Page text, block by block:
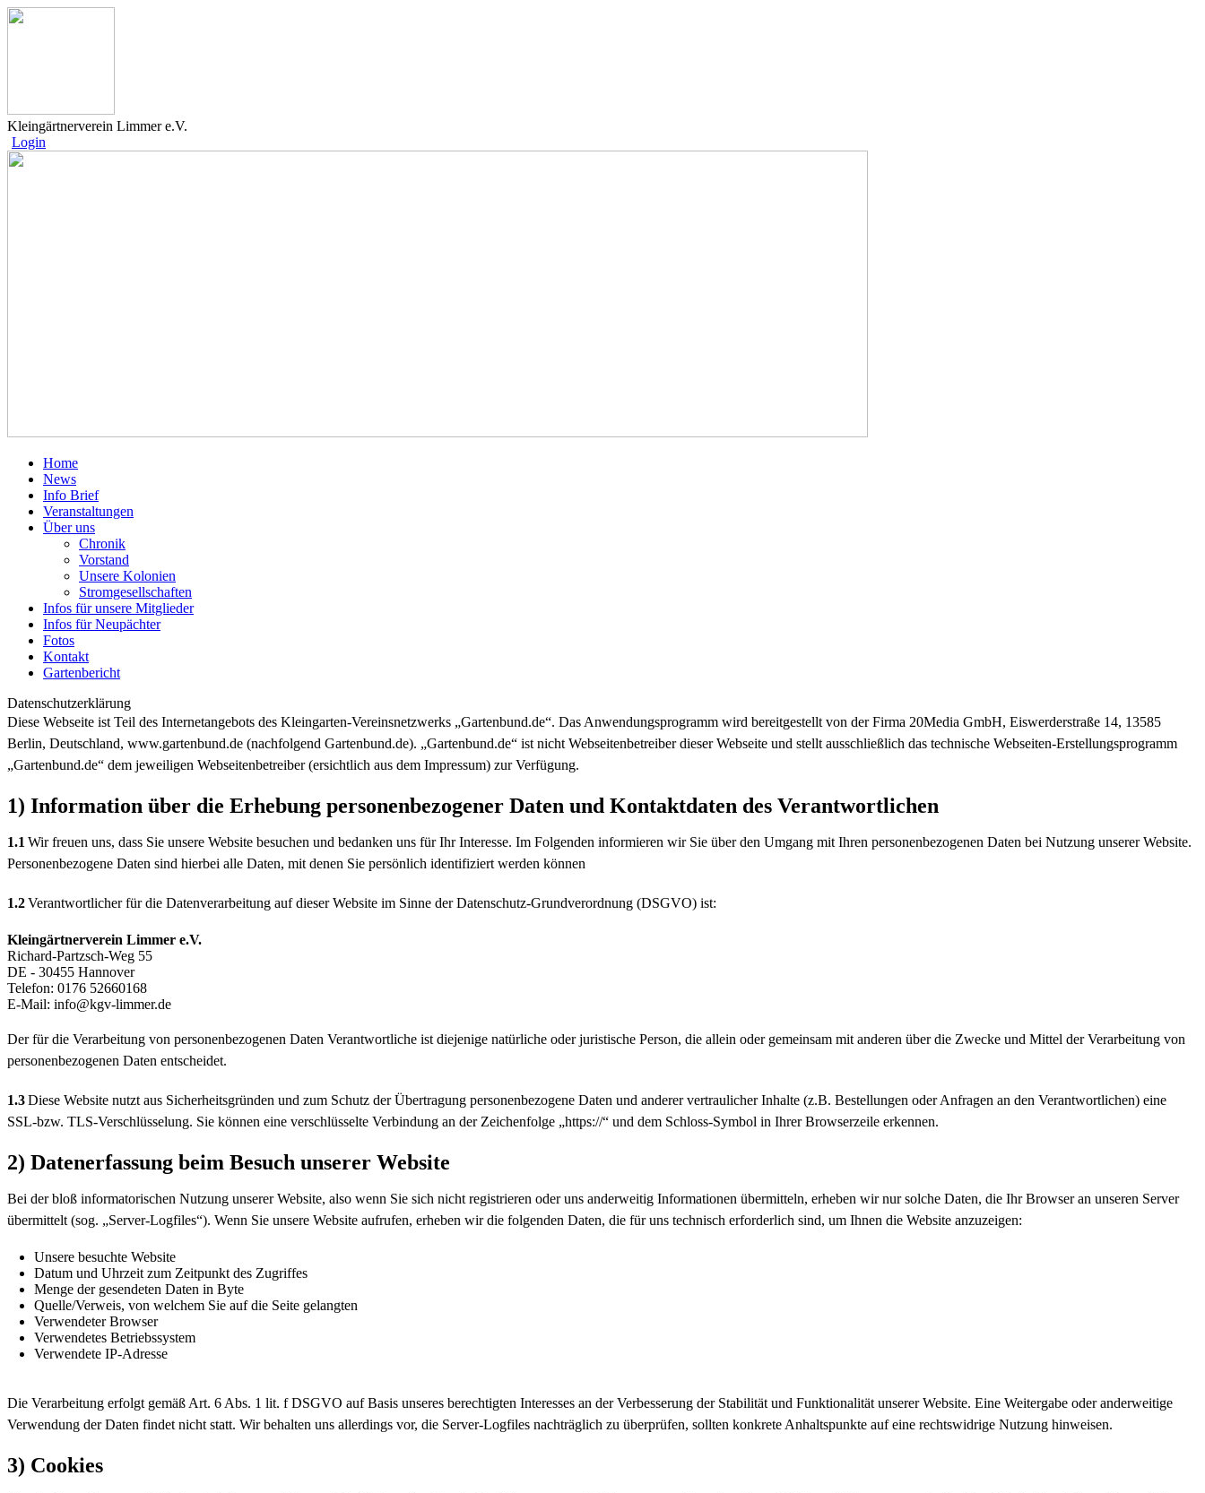
Kleingärtnerverein Limmer e.V.
Login
Home
News
Info Brief
Veranstaltungen
Über uns
Chronik
Vorstand
Unsere Kolonien
Stromgesellschaften
Infos für unsere Mitglieder
Infos für Neupächter
Fotos
Kontakt
Gartenbericht
Datenschutzerklärung
Diese Webseite ist Teil des Internetangebots des Kleingarten-Vereinsnetzwerks „Gartenbund.de“. Das Anwendungsprogramm wird bereitgestellt von der Firma 20Media GmbH, Eiswerderstraße 14, 13585
Berlin, Deutschland, www.gartenbund.de (nachfolgend Gartenbund.de). „Gartenbund.de“ ist nicht Webseitenbetreiber dieser Webseite und stellt ausschließlich das technische Webseiten-Erstellungsprogramm
„Gartenbund.de“ dem jeweiligen Webseitenbetreiber (ersichtlich aus dem Impressum) zur Verfügung.
1) Information über die Erhebung personenbezogener Daten und Kontaktdaten des Verantwortlichen
1.1 Wir freuen uns, dass Sie unsere Website besuchen und bedanken uns für Ihr Interesse. Im Folgenden informieren wir Sie über den Umgang mit Ihren personenbezogenen Daten bei Nutzung unserer Website.
Personenbezogene Daten sind hierbei alle Daten, mit denen Sie persönlich identifiziert werden können
1.2Verantwortlicher für die Datenverarbeitung auf dieser Website im Sinne der Datenschutz-Grundverordnung (DSGVO) ist:
Kleingärtnerverein Limmer e.V.
Richard-Partzsch-Weg 55
DE - 30455 Hannover
Telefon: 0176 52660168
E-Mail: info@kgv-limmer.de
Der für die Verarbeitung von personenbezogenen Daten Verantwortliche ist diejenige natürliche oder juristische Person, die allein oder gemeinsam mit anderen über die Zwecke und Mittel der Verarbeitung von
personenbezogenen Daten entscheidet.
1.3Diese Website nutzt aus Sicherheitsgründen und zum Schutz der Übertragung personenbezogene Daten und anderer vertraulicher Inhalte (z.B. Bestellungen oder Anfragen an den Verantwortlichen) eine
SSL-bzw. TLS-Verschlüsselung. Sie können eine verschlüsselte Verbindung an der Zeichenfolge „https://“ und dem Schloss-Symbol in Ihrer Browserzeile erkennen.
2) Datenerfassung beim Besuch unserer Website
Bei der bloß informatorischen Nutzung unserer Website, also wenn Sie sich nicht registrieren oder uns anderweitig Informationen übermitteln, erheben wir nur solche Daten, die Ihr Browser an unseren Server
übermittelt (sog. „Server-Logfiles“). Wenn Sie unsere Website aufrufen, erheben wir die folgenden Daten, die für uns technisch erforderlich sind, um Ihnen die Website anzuzeigen:
Unsere besuchte Website
Datum und Uhrzeit zum Zeitpunkt des Zugriffes
Menge der gesendeten Daten in Byte
Quelle/Verweis, von welchem Sie auf die Seite gelangten
Verwendeter Browser
Verwendetes Betriebssystem
Verwendete IP-Adresse
Die Verarbeitung erfolgt gemäß Art. 6 Abs. 1 lit. f DSGVO auf Basis unseres berechtigten Interesses an der Verbesserung der Stabilität und Funktionalität unserer Website. Eine Weitergabe oder anderweitige
Verwendung der Daten findet nicht statt. Wir behalten uns allerdings vor, die Server-Logfiles nachträglich zu überprüfen, sollten konkrete Anhaltspunkte auf eine rechtswidrige Nutzung hinweisen.
3) Cookies